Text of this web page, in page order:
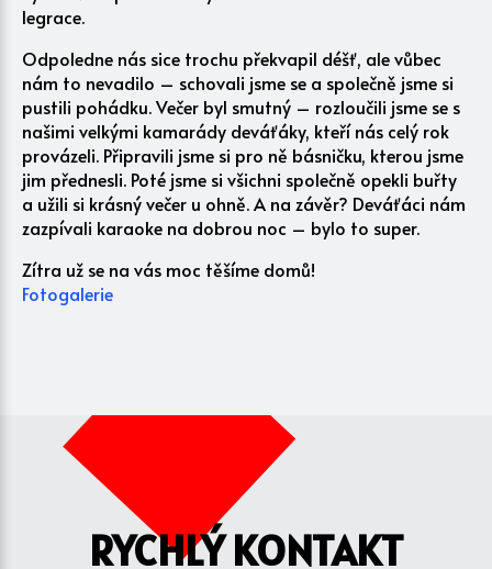
legrace.
Odpoledne nás sice trochu překvapil déšť, ale vůbec
nám to nevadilo – schovali jsme se a společně jsme si
pustili pohádku. Večer byl smutný – rozloučili jsme se s
našimi velkými kamarády deváťáky, kteří nás celý rok
provázeli. Připravili jsme si pro ně básničku, kterou jsme
jim přednesli. Poté jsme si všichni společně opekli buřty
a užili si krásný večer u ohně. A na závěr? Deváťáci nám
zazpívali karaoke na dobrou noc – bylo to super.
Zítra už se na vás moc těšíme domů!
Fotogalerie
RYCHLÝ KONTAKT